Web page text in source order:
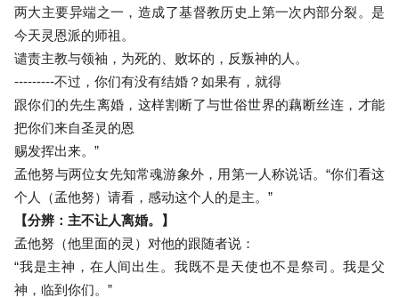
两大主要异端之一，造成了基督教历史上第一次内部分裂。是
今天灵恩派的师祖。
谴责主教与领袖，为死的、败坏的，反叛神的人。
---------不过，你们有没有结婚？如果有，就得
跟你们的先生离婚，这样割断了与世俗世界的藕断丝连，才能
把你们来自圣灵的恩
赐发挥出来。”
孟他努与两位女先知常魂游象外，用第一人称说话。“你们看这
个人（孟他努）请看，感动这个人的是主。”
【分辨：主不让人离婚。】
孟他努（他里面的灵）对他的跟随者说：
“我是主神，在人间出生。我既不是天使也不是祭司。我是父
神，临到你们。”